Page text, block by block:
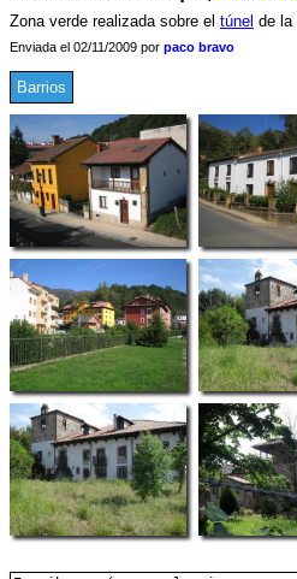
Zona verde realizada sobre el túnel de la
Enviada el 02/11/2009 por paco bravo
Barrios